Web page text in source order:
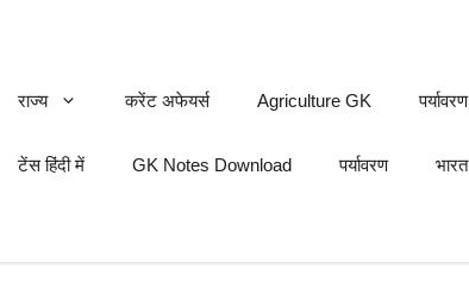
राज्य करेंट अफेयर्स Agriculture GK पर्यावरण
टेंस हिंदी में GK Notes Download पर्यावरण भारत